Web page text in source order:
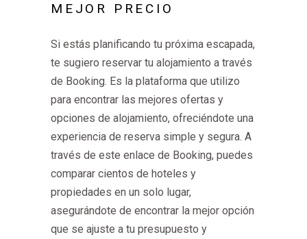
MEJOR PRECIO
Si estás planificando tu próxima escapada,
te sugiero reservar tu alojamiento a través
de Booking. Es la plataforma que utilizo
para encontrar las mejores ofertas y
opciones de alojamiento, ofreciéndote una
experiencia de reserva simple y segura. A
través de este enlace de Booking, puedes
comparar cientos de hoteles y
propiedades en un solo lugar,
asegurándote de encontrar la mejor opción
que se ajuste a tu presupuesto y